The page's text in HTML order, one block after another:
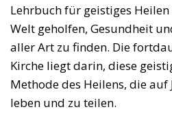
Lehrbuch für geistiges
Welt geholfen, Gesundheit
aller Art zu finden. Die
Kirche liegt darin, diese
Methode des Heilens, die auf
leben und zu teilen.